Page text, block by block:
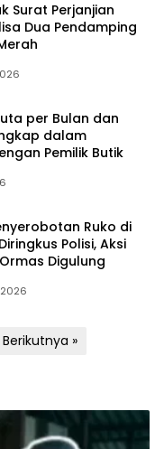
Surat Perjanjian
Dua Pendamping
per Bulan dan
dalam
Pemilik Butik
Ruko di
Polisi, Aksi
Digulung
Berikutnya »